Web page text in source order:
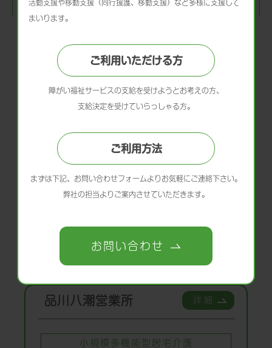
活動支援や移動支援（同行援護、移動支援）など多様に支援して
まいります。
ご利用いただける方
障がい福祉サービスの支給を受けようとお考えの方、
支給決定を受けていらっしゃる方。
ご利用方法
まずは下記、お問い合わせフォームよりお気軽にご連絡下さい。
弊社の担当よりご案内させていただきます。
お問い合わせ
問い合わせください。
品川営業所
訪問介護 居宅介護支援
訪問看護 地域保育
詳細
食支援・配食
品川八潮営業所
小規模多機能型居宅介護
詳細